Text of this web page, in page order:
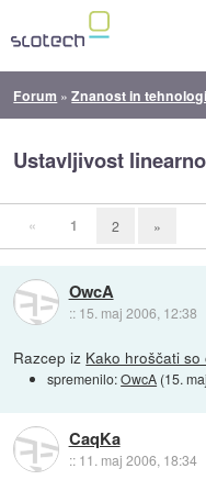
Forum »Znanost in
Ustavljivost
« 1 2 »
OwcA
:: 15. maj 2006, 12:38
Razcep iz Kako hroščati
spremenilo:OwcA (15.
CaqKa
:: 11. maj 2006, 18:34